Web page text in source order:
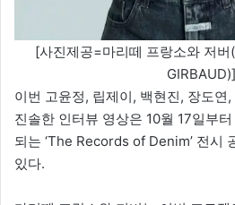
[사진제공=마리떼 프랑소와 저버
GIRBAUD)]
이번 고윤정, 립제이, 백현진, 장도연
진솔한 인터뷰 영상은 10월 17일부
되는 ‘The Records of Denim’ 전시
있다.